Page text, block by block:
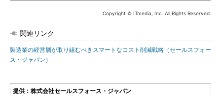
Copyright © ITmedia, Inc. All Rights Reserved.
関連リンク
製造業の経営層が取り組むべきスマートなコスト削減戦略（セールスフォー
ス・ジャパン）
提供：株式会社セールスフォース・ジャパン